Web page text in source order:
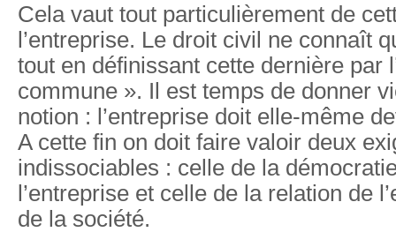
Cela vaut tout particulièrement de
l’entreprise. Le droit civil ne connaît
tout en définissant cette dernière par
commune ». Il est temps de donner
notion : l’entreprise doit elle-même
A cette fin on doit faire valoir deux
indissociables : celle de la
l’entreprise et celle de la relation de
de la société.